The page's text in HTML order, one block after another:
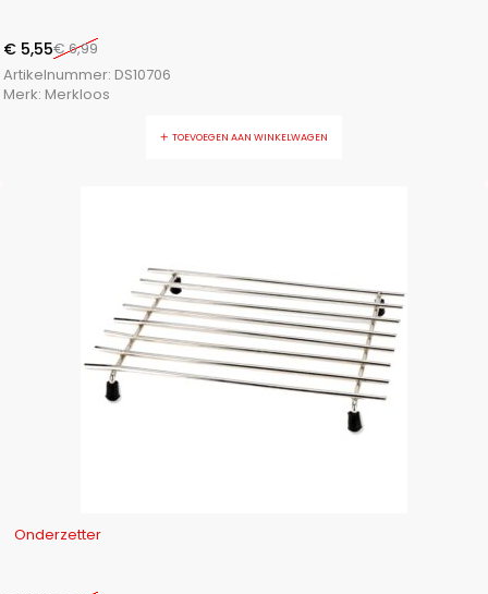
€6,99
€ 5,55
Artikelnummer: DS10706
Merk: Merkloos
TOEVOEGEN AAN WINKELWAGEN
-29%
Onderzetter